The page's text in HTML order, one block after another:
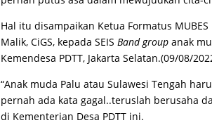
Hal itu disampaikan Ketua Formatus
Malik, CiGS, kepada SEISBand group anak
Kemendesa PDTT, Jakarta Selatan.(09/08/
“Anak muda Palu atau Sulawesi Tengah
pernah ada kata gagal..teruslah berusaha
di Kementerian Desa PDTT ini.